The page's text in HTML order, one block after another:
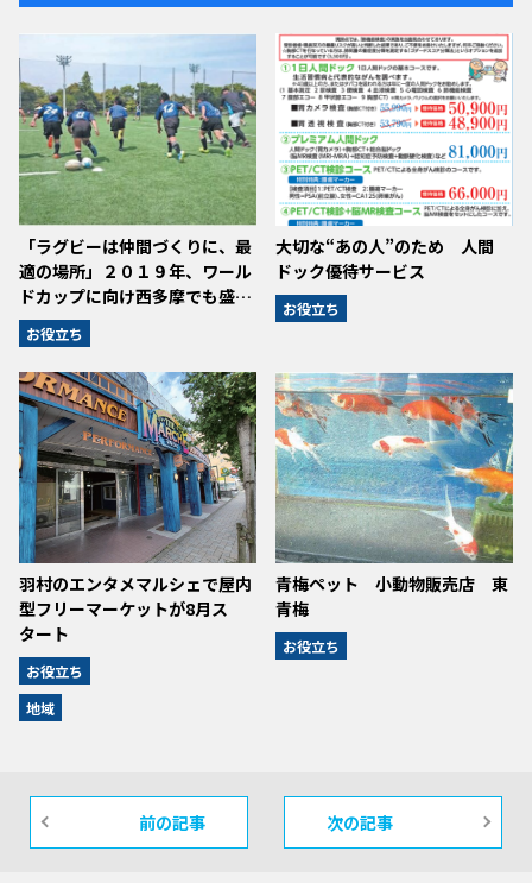
「ラグビーは仲間づくりに、最
適の場所」２０１９年、ワール
ドカップに向け西多摩でも盛…
お役立ち
大切な“あの人”のため 人間
ドック優待サービス
お役立ち
羽村のエンタメマルシェで屋内
型フリーマーケットが8月ス
タート
お役立ち
地域
青梅ペット 小動物販売店 東
青梅
お役立ち
前の記事 次の記事